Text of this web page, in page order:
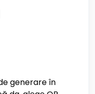
generare în